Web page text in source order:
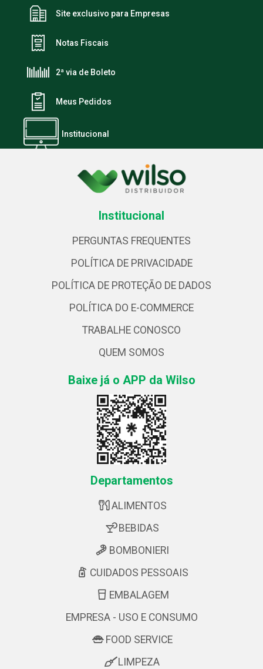
Site exclusivo para Empresas
Notas Fiscais
2ª via de Boleto
Meus Pedidos
Institucional
Institucional
PERGUNTAS FREQUENTES
POLÍTICA DE PRIVACIDADE
POLÍTICA DE PROTEÇÃO DE DADOS
POLÍTICA DO E-COMMERCE
TRABALHE CONOSCO
QUEM SOMOS
Baixe já o APP da Wilso
Departamentos
ALIMENTOS
BEBIDAS
BOMBONIERI
CUIDADOS PESSOAIS
EMBALAGEM
EMPRESA - USO E CONSUMO
FOOD SERVICE
LIMPEZA